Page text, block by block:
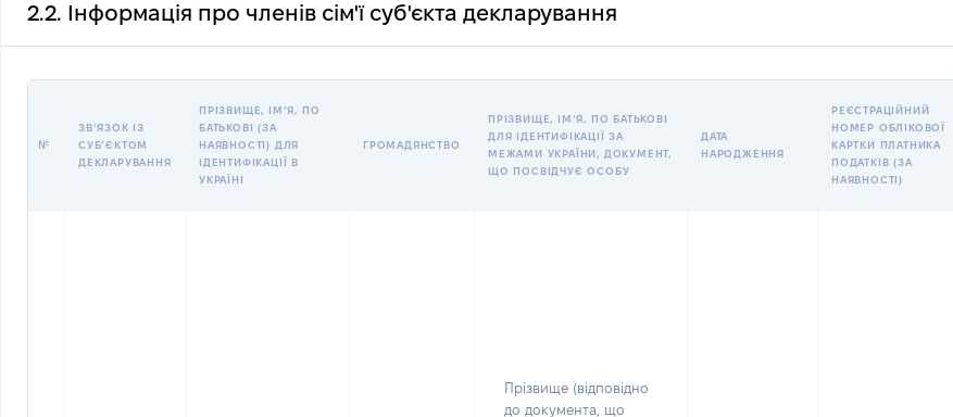
2.2. Інформація про членів сім'ї суб'єкта декларування
№
ЗВʼЯЗОК ІЗ
СУБʼЄКТОМ
ДЕКЛАРУВАННЯ
ПРІЗВИЩЕ, ІМʼЯ, ПО
БАТЬКОВІ (ЗА
НАЯВНОСТІ) ДЛЯ
ІДЕНТИФІКАЦІЇ В
УКРАЇНІ
ГРОМАДЯНСТВО
ПРІЗВИЩЕ, ІМʼЯ, ПО БАТЬКОВІ
ДЛЯ ІДЕНТИФІКАЦІЇ ЗА
МЕЖАМИ УКРАЇНИ, ДОКУМЕНТ,
ЩО ПОСВІДЧУЄ ОСОБУ
ДАТА
НАРОДЖЕННЯ
РЕЄСТРАЦІЙНИЙ
НОМЕР ОБЛІКОВОЇ
КАРТКИ ПЛАТНИКА
ПОДАТКІВ (ЗА
НАЯВНОСТІ)
Прізвище (відповідно
до документа, що